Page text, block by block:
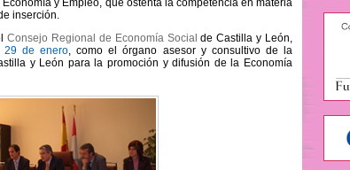
y Empleo, que ostenta la competencia en materia
inserción.
Consejo Regional de Economía Social de Castilla y León,
29 de enero, como el órgano asesor y consultivo de la
y León para la promoción y difusión de la Economía